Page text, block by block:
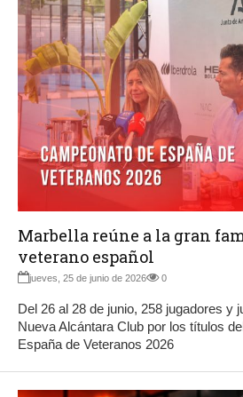
Marbella reúne a la gran
veterano español
jueves, 25 de junio de 2026 0
Del 26 al 28 de junio, 258 jugadores y
Nueva Alcántara Club por los títulos
España de Veteranos 2026